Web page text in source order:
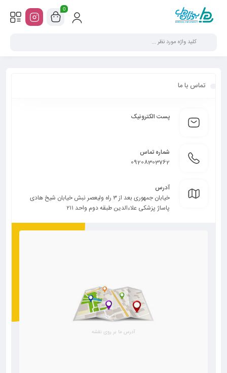
0
تماس با ما
پست الکترونیک
شماره تماس
09208303762
آدرس
خیابان جمهوری بعد از ۳ راه ولیعصر نبش خیابان شیخ هادی
پاساژ پزشکی علاءالدین طبقه دوم واحد ۲۱۱